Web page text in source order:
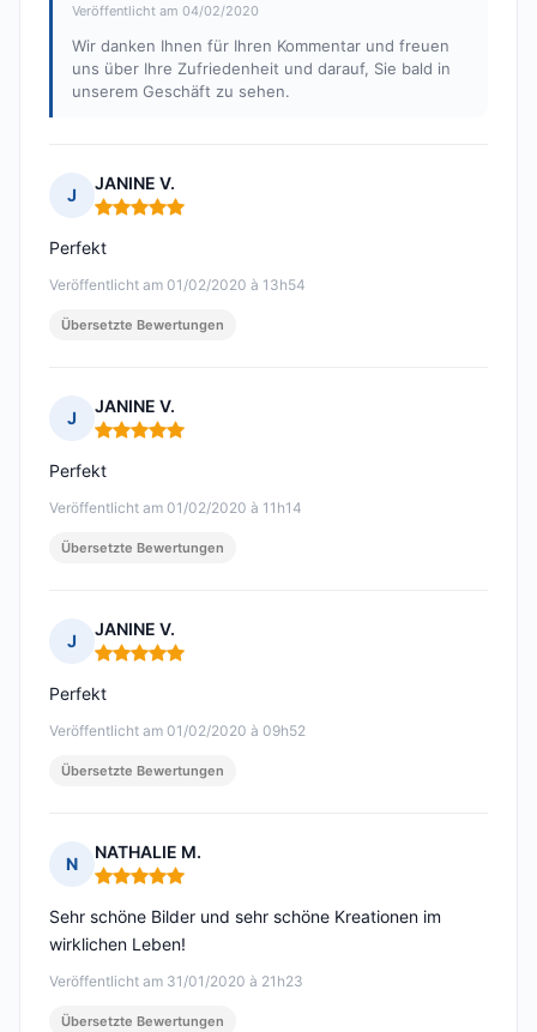
Veröffentlicht am 04/02/2020
Wir danken Ihnen für Ihren Kommentar und freuen
uns über Ihre Zufriedenheit und darauf, Sie bald in
unserem Geschäft zu sehen.
J
JANINE V.
Hinweis: 5 von 5
Veröffentlicht am 01/02/2020 à 13h54
Perfekt
Übersetzte Bewertungen
J
JANINE V.
Hinweis: 5 von 5
Veröffentlicht am 01/02/2020 à 11h14
Perfekt
Übersetzte Bewertungen
J
JANINE V.
Hinweis: 5 von 5
Veröffentlicht am 01/02/2020 à 09h52
Perfekt
Übersetzte Bewertungen
N
NATHALIE M.
Hinweis: 5 von 5
Veröffentlicht am 31/01/2020 à 21h23
Sehr schöne Bilder und sehr schöne Kreationen im
wirklichen Leben!
Übersetzte Bewertungen